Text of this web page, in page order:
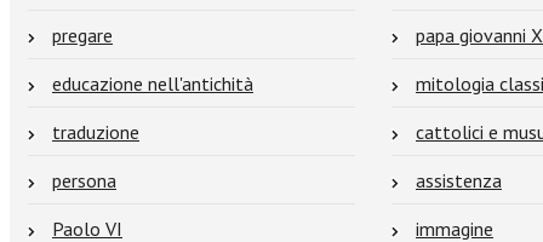
pregare
papa giovanni
educazione nell'antichità
mitologia
traduzione
cattolici e
persona
assistenza
Paolo VI
immagine